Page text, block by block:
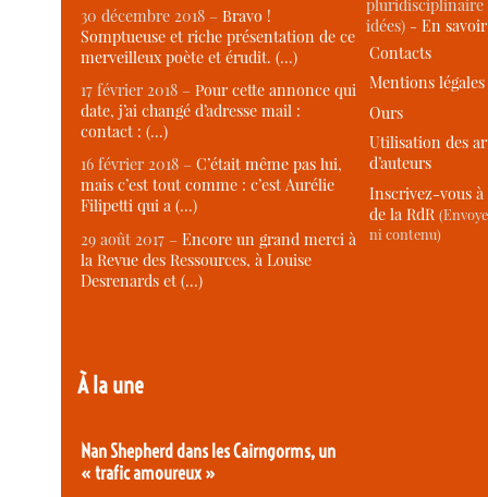
30 décembre 2018 –Bravo !
Somptueuse et riche présentation de ce
merveilleux poète et érudit. (…)
17 février 2018 –Pour cette annonce qui
date, j’ai changé d’adresse mail :
contact : (…)
16 février 2018 –C’était même pas lui,
mais c’est tout comme : c’est Aurélie
Filipetti qui a (…)
29 août 2017 –Encore un grand merci à
la Revue des Ressources, à Louise
Desrenards et (…)
À la une
Nan Shepherd dans les Cairngorms, un
« trafic amoureux »
idées) -En
Contacts
Mentions légales
Ours
Utilisation des
d’auteurs
Inscrivez-vous
de la RdR
ni contenu)